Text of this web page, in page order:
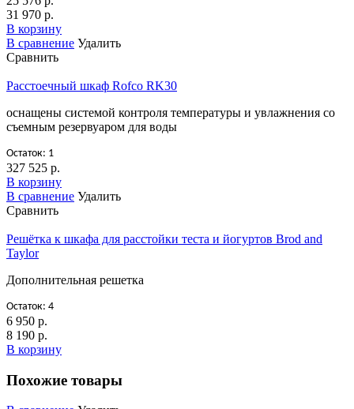
31 970 р.
В корзину
В сравнение Удалить
Сравнить
Расстоечный шкаф Rofco RK30
оснащены системой контроля температуры и увлажнения со
съемным резервуаром для воды
Остаток: 1
327 525 р.
В корзину
В сравнение Удалить
Сравнить
Решётка к шкафа для расстойки теста и йогуртов Brod and
Taylor
Дополнительная решетка
Остаток: 4
6 950 р.
8 190 р.
В корзину
Похожие товары